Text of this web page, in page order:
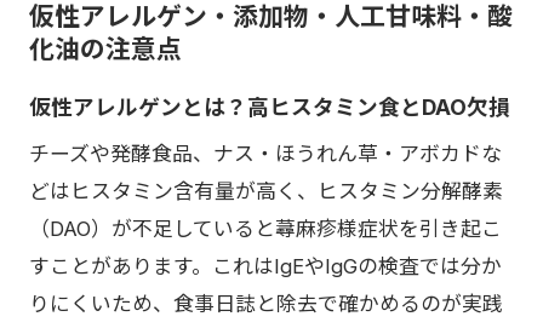
仮性アレルゲン・添加物・人工甘味料・酸
化油の注意点
仮性アレルゲンとは？高ヒスタミン食とDAO欠損
チーズや発酵食品、ナス・ほうれん草・アボカドな
どはヒスタミン含有量が高く、ヒスタミン分解酵素
（DAO）が不足していると蕁麻疹様症状を引き起こ
すことがあります。これはIgEやIgGの検査では分か
りにくいため、食事日誌と除去で確かめるのが実践